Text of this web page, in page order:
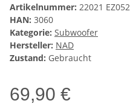
Artikelnummer: 22021 EZ052
HAN: 3060
Kategorie: Subwoofer
Hersteller: NAD
Zustand: Gebraucht
69,90 €